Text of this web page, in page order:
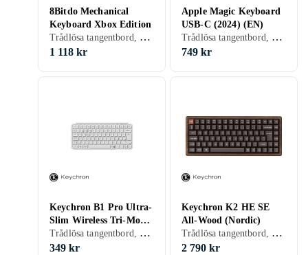
8Bitdo Mechanical
Keyboard Xbox Edition
Trådlösa tangentbord, Tangentbord med kabel, Gamingtangentbord, Mekaniska tangentbord, Mekaniskt, Engelsk, PC
1 118 kr
Apple Magic Keyboard
USB-C (2024) (EN)
Trådlösa tangentbord, Engelsk, Mac, Surfplattor
749 kr
Keychron B1 Pro Ultra-
Slim Wireless Tri-Mode
(Elfenben)
Trådlösa tangentbord, Gamingtangentbord, Mekaniska tangentbord, Mekaniskt, Engelsk, PC, Mac, 75%
349 kr
Keychron K2 HE SE
All-Wood (Nordic)
Trådlösa tangentbord, Engelsk, Mac, 75%
2 790 kr